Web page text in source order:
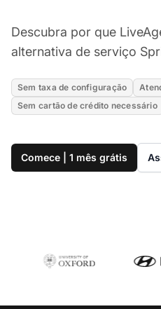
Descubra por que
alternativa de serviço
Sem taxa de configuração
Sem cartão de crédito necessário
Comece | 1 mês grátis